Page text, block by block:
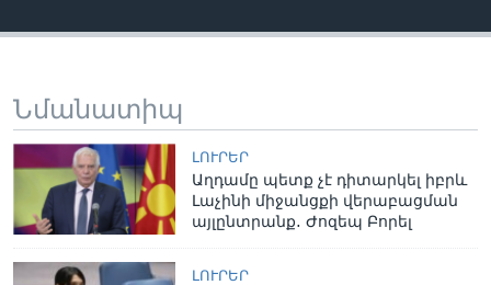
Նմանատիպ
ԼՈՒՐԵՐ
Աղդամը պետք չէ դիտարկել իբրև
Լաչինի միջանցքի վերաբացման
այլընտրանք․ Ժոզեպ Բորել
ԼՈՒՐԵՐ